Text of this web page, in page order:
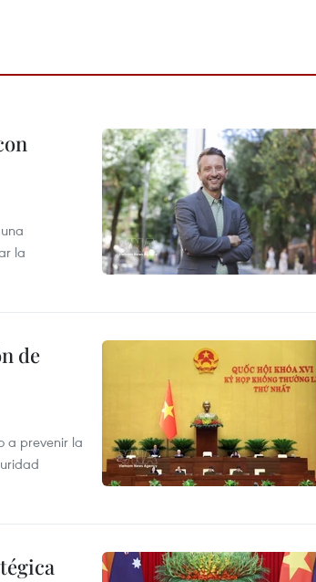
la
de
a prevenir la